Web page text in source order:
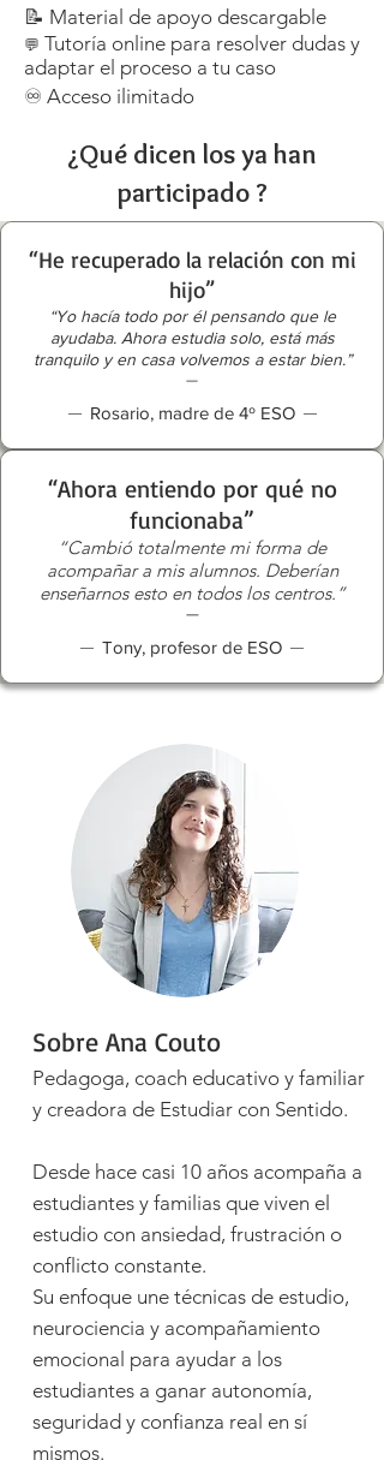
📝 Material de apoyo descargable
💬 Tutoría online para resolver dudas y
adaptar el proceso a tu caso
♾️ Acceso ilimitado
¿Qué dicen los ya han
participado ?
“He recuperado la relación con mi
hijo”
“Yo hacía todo por él pensando que le
ayudaba. Ahora estudia solo, está más
tranquilo y en casa volvemos a estar bien.”
—
— Rosario, madre de 4º ESO—
“Ahora entiendo por qué no
funcionaba”
“Cambió totalmente mi forma de
acompañar a mis alumnos. Deberían
enseñarnos esto en todos los centros.”
—
— Tony, profesor de ESO —
Sobre Ana Couto
Pedagoga, coach educativo y familiar
y creadora de Estudiar con Sentido.
Desde hace casi 10 años acompaña a
estudiantes y familias que viven el
estudio con ansiedad, frustración o
conflicto constante.
Su enfoque une técnicas de estudio,
neurociencia y acompañamiento
emocional para ayudar a los
estudiantes a ganar autonomía,
seguridad y confianza real en sí
mismos.